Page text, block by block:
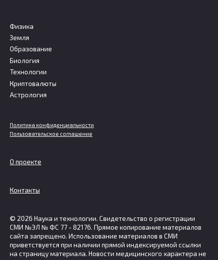
Физика
Земля
Образование
Биология
Технологии
Криптовалюты
Астрология
Политика конфиденциальности
Пользовательское соглашение
О проекте
Контакты
© 2026 Наука и технологии. Свидетельство о регистрации
СМИ №ЭЛ № ФС 77 - 82176. Прямое копирование материалов
сайта запрещено. Использование материалов в СМИ
приветствуется при наличии прямой индексируемой ссылки
на страницу материала. Новости медицинского характера не